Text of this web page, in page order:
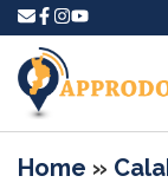
Home »